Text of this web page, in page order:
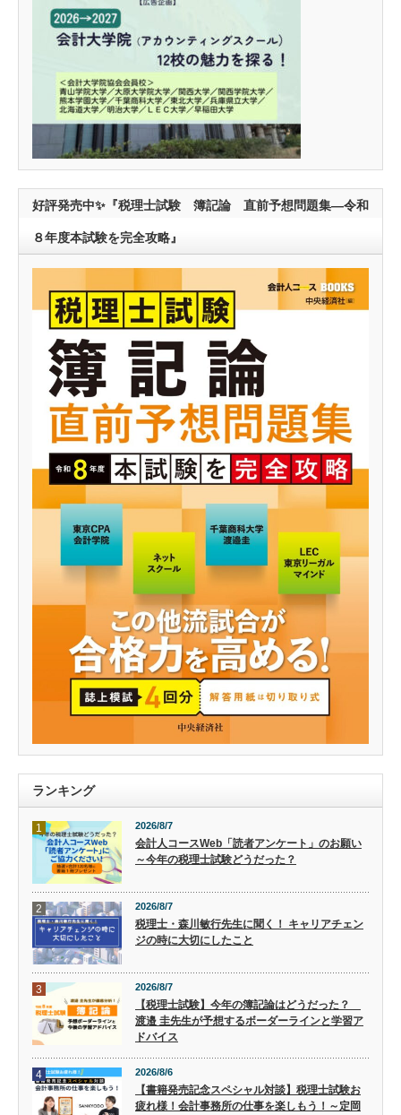
好評発売中✨『税理士試験 簿記論 直前予想問題集―令和
８年度本試験を完全攻略』
ランキング
1 2026/8/7
会計人コースWeb「読者アンケート」のお願い
～今年の税理士試験どうだった？
2 2026/8/7
税理士・森川敏行先生に聞く！ キャリアチェン
ジの時に大切にしたこと
3 2026/8/7
【税理士試験】今年の簿記論はどうだった？
渡邉 圭先生が予想するボーダーラインと学習ア
ドバイス
4 2026/8/6
【書籍発売記念スペシャル対談】税理士試験お
疲れ様！会計事務所の仕事を楽しもう！～定岡